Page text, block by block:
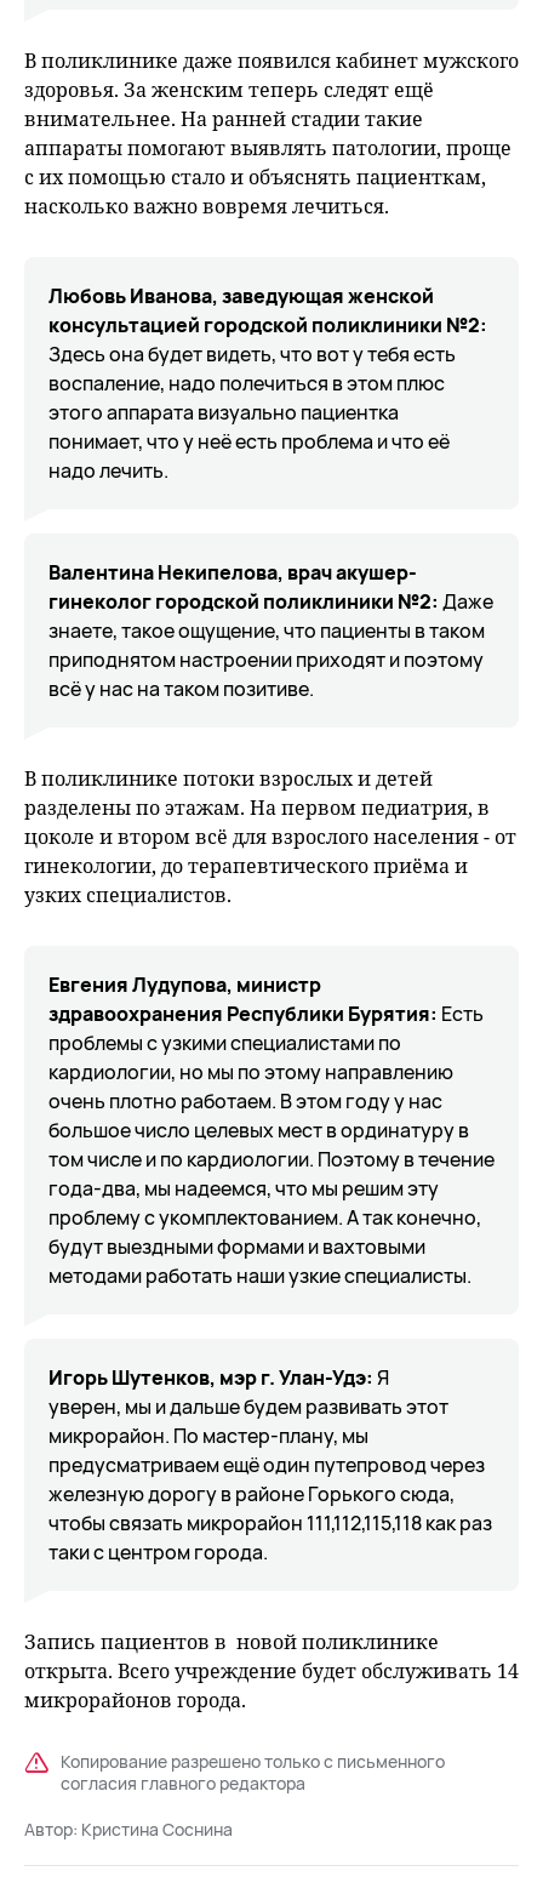
В поликлинике даже появился кабинет мужского
здоровья. За женским теперь следят ещё
внимательнее. На ранней стадии такие
аппараты помогают выявлять патологии, проще
с их помощью стало и объяснять пациенткам,
насколько важно вовремя лечиться.
Любовь Иванова, заведующая женской
консультацией городской поликлиники №2:
Здесь она будет видеть, что вот у тебя есть
воспаление, надо полечиться в этом плюс
этого аппарата визуально пациентка
понимает, что у неё есть проблема и что её
надо лечить.
Валентина Некипелова, врач акушер-
гинеколог городской поликлиники №2: Даже
знаете, такое ощущение, что пациенты в таком
приподнятом настроении приходят и поэтому
всё у нас на таком позитиве.
В поликлинике потоки взрослых и детей
разделены по этажам. На первом педиатрия, в
цоколе и втором всё для взрослого населения - от
гинекологии, до терапевтического приёма и
узких специалистов.
Евгения Лудупова, министр
здравоохранения Республики Бурятия: Есть
проблемы с узкими специалистами по
кардиологии, но мы по этому направлению
очень плотно работаем. В этом году у нас
большое число целевых мест в ординатуру в
том числе и по кардиологии. Поэтому в течение
года-два, мы надеемся, что мы решим эту
проблему с укомплектованием. А так конечно,
будут выездными формами и вахтовыми
методами работать наши узкие специалисты.
Игорь Шутенков, мэр г. Улан-Удэ: Я
уверен, мы и дальше будем развивать этот
микрорайон. По мастер-плану, мы
предусматриваем ещё один путепровод через
железную дорогу в районе Горького сюда,
чтобы связать микрорайон 111,112,115,118 как раз
таки с центром города.
Запись пациентов в новой поликлинике
открыта. Всего учреждение будет обслуживать 14
микрорайонов города.
Копирование разрешено только с письменного
согласия главного редактора
Автор: Кристина Соснина